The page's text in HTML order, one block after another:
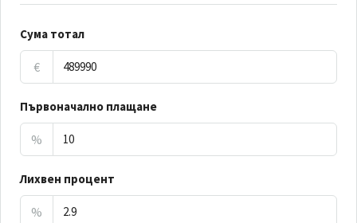
Сума тотал
€
Първоначално плащане
%
Лихвен процент
%